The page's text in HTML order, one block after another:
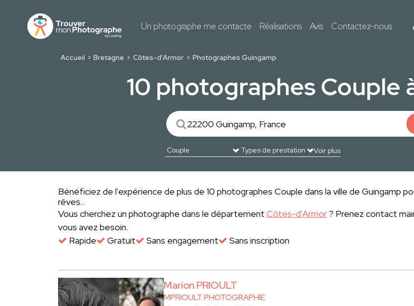
Un photographe me contacte Réalisations Avis Contactez-nous
Accueil Bretagne Côtes-d'Armor Photographes Guingamp
10 photographes Couple
Voir plus
Bénéficiez de l'expérience de plus de 10 photographes Couple dans la ville de Guingamp
rêves..
Vous cherchez un photographe dans le département Côtes-d'Armor? Prenez contact
vous avez besoin.
Rapide
Gratuit Sans engagement Sans inscription
Marion PRIOULT
MPRIOULT PHOTOGRAPHIE